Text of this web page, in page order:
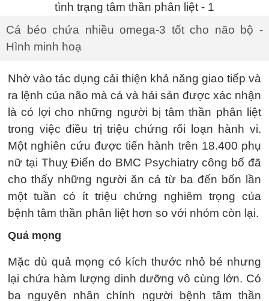
Cá béo chứa nhiều omega-3 tốt cho não bộ -
Hình minh hoạ
Nhờ vào tác dụng cải thiện khả năng giao tiếp và
ra lệnh của não mà cá và hải sản được xác nhận
là có lợi cho những người bị tâm thần phân liệt
trong việc điều trị triệu chứng rối loạn hành vi.
Một nghiên cứu được tiến hành trên 18.400 phụ
nữ tại Thuỵ Điển do BMC Psychiatry công bố đã
cho thấy những người ăn cá từ ba đến bốn lần
một tuần có ít triệu chứng nghiêm trọng của
bệnh tâm thần phân liệt hơn so với nhóm còn lại.
Quả mọng
Mặc dù quả mọng có kích thước nhỏ bé nhưng
lại chứa hàm lượng dinh dưỡng vô cùng lớn. Có
ba nguyên nhân chính người bệnh tâm thần